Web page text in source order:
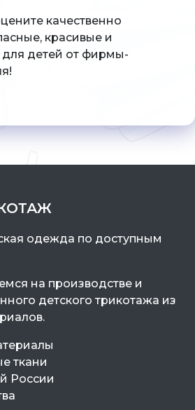
качественно
красивые и
детей от фирмы-
одежда по доступным
на производстве и
детского трикотажа из
ткани
России